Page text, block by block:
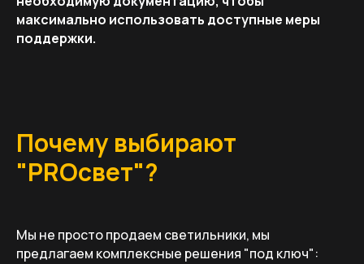
максимально использовать доступные меры
поддержки.
Почему выбирают
"PROсвет"?
Мы не просто продаем светильники, мы
предлагаем комплексные решения "под ключ":